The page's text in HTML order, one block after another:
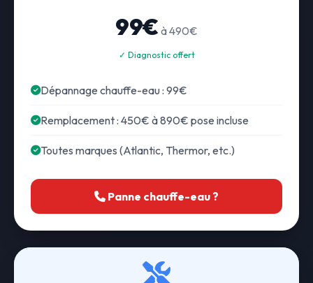
99€ à 490€
✓ Diagnostic offert
Dépannage chauffe-eau : 99€
Remplacement : 450€ à 890€ pose incluse
Toutes marques (Atlantic, Thermor, etc.)
Panne chauffe-eau ?